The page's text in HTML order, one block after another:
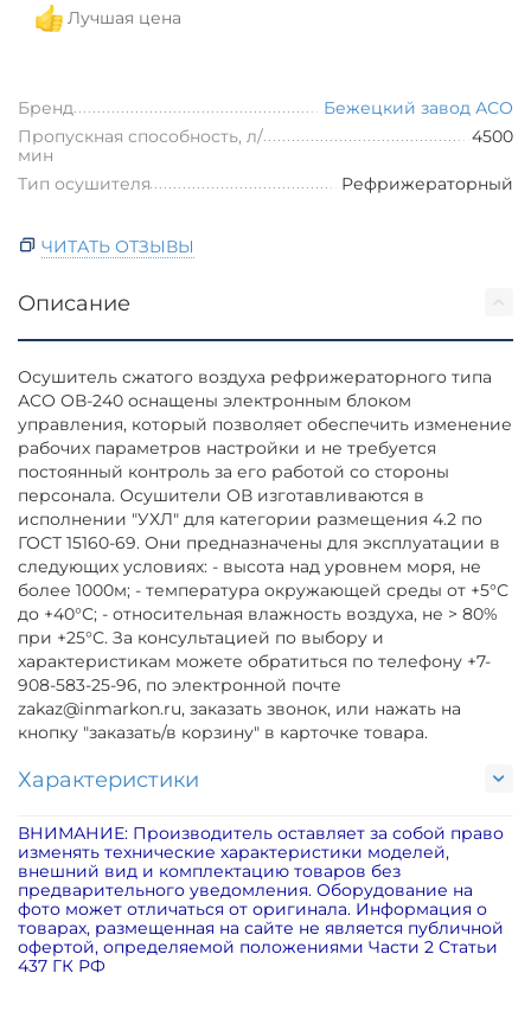
Лучшая цена
Бренд
Бежецкий завод АСО
Пропускная способность, л/
мин
4500
Тип осушителя Рефрижераторный
ЧИТАТЬ ОТЗЫВЫ
Описание
Осушитель сжатого воздуха рефрижераторного типа
АСО ОВ-240 оснащены электронным блоком
управления, который позволяет обеспечить изменение
рабочих параметров настройки и не требуется
постоянный контроль за его работой со стороны
персонала. Осушители ОВ изготавливаются в
исполнении "УХЛ" для категории размещения 4.2 по
ГОСТ 15160-69. Они предназначены для эксплуатации в
следующих условиях: - высота над уровнем моря, не
более 1000м; - температура окружающей среды от +5°С
до +40°С; - относительная влажность воздуха, не > 80%
при +25°С. За консультацией по выбору и
характеристикам можете обратиться по телефону +7-
908-583-25-96, по электронной почте
zakaz@inmarkon.ru, заказать звонок, или нажать на
кнопку "заказать/в корзину" в карточке товара.
Характеристики
ВНИМАНИЕ: Производитель оставляет за собой право
изменять технические характеристики моделей,
внешний вид и комплектацию товаров без
предварительного уведомления. Оборудование на
фото может отличаться от оригинала. Информация о
товарах, размещенная на сайте не является публичной
офертой, определяемой положениями Части 2 Статьи
437 ГК РФ